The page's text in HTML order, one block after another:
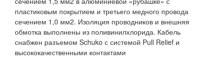
пластиковым покрытием и третьего медного провода
сечением 1,0 мм2. Изоляция проводников и внешняя
обмотка выполнены из поливинилхлорида. Кабель
снабжен разъемом Schuko с системой Pull Relief и
высококачественными контактами